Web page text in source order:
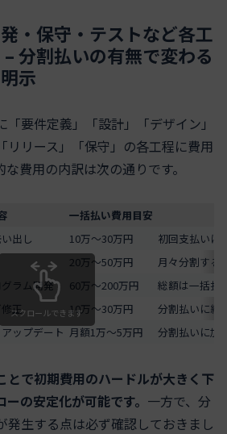
・保守・テストなど各工
分割払いの有無で変わる
示
要件定義」「設計」「デザイン」
リリース」「保守」の各工程に費用
費用の内訳は次の通りです。
一括払い費用目安
出し 10万〜30万円
初回支払いに
20万〜50万円
月々分割する
ラム開発 60万〜200万円
総額は一括払
正 10万〜30万円
分割払いに組
ップデート 月額1万〜5万円 分割払いに加
スクロールできます
とで初期費用のハードルが大きく下
の安定化が可能です。 一方で、分
発生する点は必ず確認しておきまし